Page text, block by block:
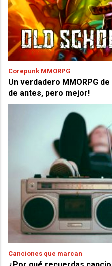
Corepunk MMORPG
Un verdadero MMORPG
de antes, pero mejor!
Canciones que marcan